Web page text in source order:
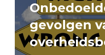
gevolgen